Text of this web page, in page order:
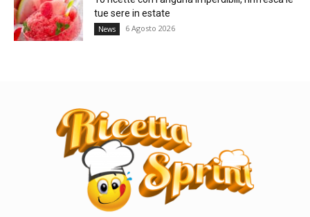
tue sere in estate
News 6 Agosto 2026